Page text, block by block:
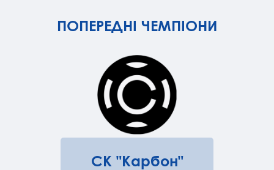
ПОПЕРЕДНІ ЧЕМПІОНИ
СК "Карбон"